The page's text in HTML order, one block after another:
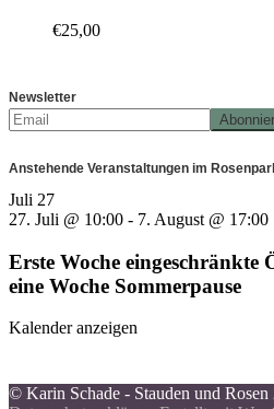
€25,00
Newsletter
Anstehende Veranstaltungen im
Juli 27
27. Juli @ 10:00 - 7. August @ 17:00
Erste Woche eingeschränkte
eine Woche Sommerpause
Kalender anzeigen
© Karin Schade - Stauden und Rosen